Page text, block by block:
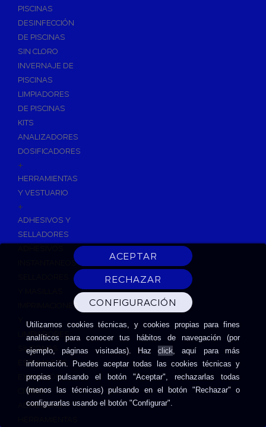
Utilizamos cookies técnicas, y cookies propias para fines
analíticos para conocer tus hábitos de navegación (por
ejemplo, páginas visitadas). Hazclick, aquí para más
información. Puedes aceptar todas las cookies técnicas y
propias pulsando el botón "Aceptar", rechazarlas todas
(menos las técnicas) pulsando en el botón "Rechazar" o
configurarlas usando el botón "Configurar".
PISCINAS
DESINFECCIÓN
DE PISCINAS
SIN CLORO
INVERNAJE DE
PISCINAS
LIMPIADORES
DE PISCINAS
KITS
ANALIZADORES
DOSIFICADORES
+
HERRAMIENTAS
Y VESTUARIO
+
ADHESIVOS Y
SELLADORES
INSTANTANEOS
IMPRIMACIONES
LIMPIADORES
SILICONAS
ESPUMAS DE
EXPANSIÓN
CINTAS
ADHESIVAS